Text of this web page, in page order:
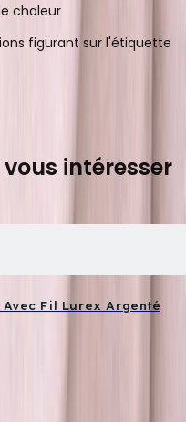
chaleur
figurant sur l'étiquette
intéresser
Fil Lurex Argenté